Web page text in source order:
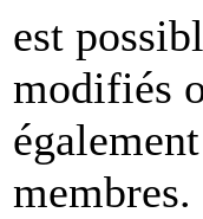
est
modifiés
membres.